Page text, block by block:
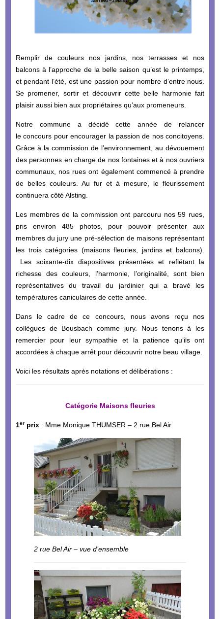
Remplir de couleurs nos jardins, nos terrasses et nos
balcons à l’approche de la belle saison qu’est le printemps,
et pendant l’été, est une passion pour nombre d’entre nous.
Se promener, sortir et découvrir cette belle harmonie fait
plaisir aussi bien aux propriétaires qu’aux promeneurs.
Notre commune a décidé cette année de relancer
le concours pour encourager la passion de nos concitoyens.
Grâce à la commission de l’environnement, au dévouement
des personnes en charge de nos fontaines et à nos ouvriers
communaux, nos rues ont également commencé à prendre
de belles couleurs. Au fur et à mesure, le fleurissement
continuera côté Alsting.
Les membres de la commission ont parcouru nos 59 rues,
pris environ 485 photos, pour pouvoir présenter aux
membres du jury une pré-sélection de maisons représentant
les trois catégories (maisons fleuries, jardins et balcons).
Les soixante-dix diapositives présentées et reflétant la
richesse des couleurs, l’harmonie, l’originalité, sont bien
représentatives du travail du jardinier qui a bravé les
températures caniculaires de cette année.
Dans le cadre de ce concours, nous avons reçu nos
collègues de Bousbach comme jury. Nous tenons à les
remercier pour leur sympathie et la patience qu’ils ont
accordées à chaque arrêt pour découvrir notre beau village.
Voici les résultats après notations et délibérations :
Catégorie Maisons fleuries
1erprix : Mme Monique THUMSER – 2 rue Bel Air
2 rue Bel Air – vue d’ensemble